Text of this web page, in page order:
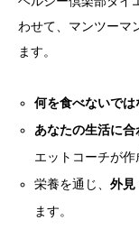
わせて、マンツーマ
ます。
何を食べないで
あなたの生活に
エットコーチが作
栄養を通じ、外見
ます。